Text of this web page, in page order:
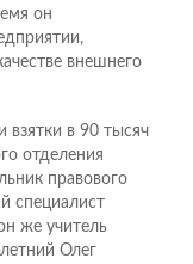
он
внешнего
взятки в 90 тысяч
отделения
правового
специалист
же учитель
Олег